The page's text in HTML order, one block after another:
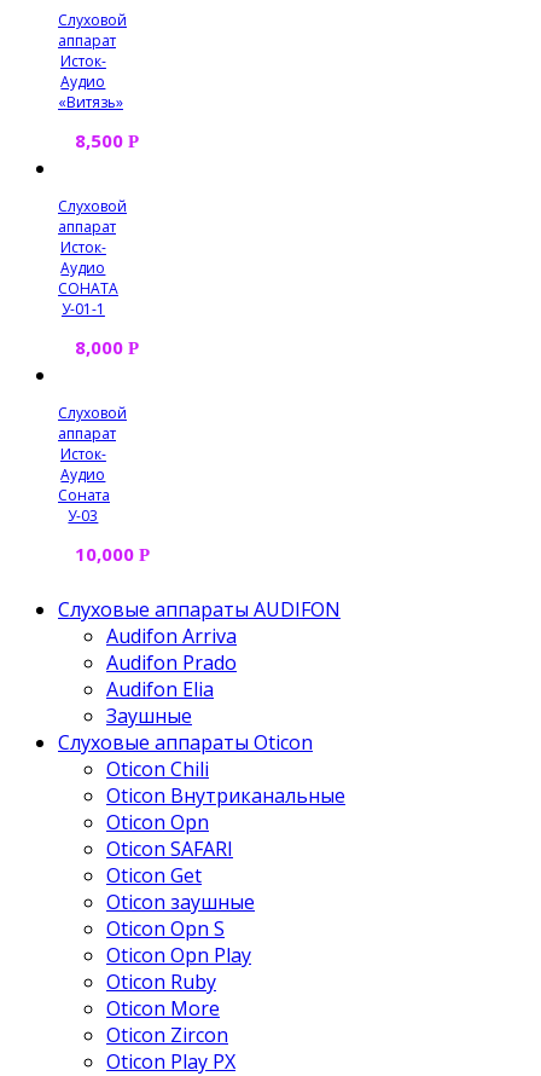
Слуховой
аппарат
Исток-
Аудио
«Витязь»
8,500 Р
Слуховой
аппарат
Исток-
Аудио
СОНАТА
У-01-1
8,000 Р
Слуховой
аппарат
Исток-
Аудио
Соната
У-03
10,000 Р
Слуховые аппараты AUDIFON
Audifon Arriva
Audifon Prado
Audifon Elia
Заушные
Слуховые аппараты Oticon
Oticon Chili
Oticon Внутриканальные
Oticon Opn
Oticon SAFARI
Oticon Get
Oticon заушные
Oticon Opn S
Oticon Opn Play
Oticon Ruby
Oticon More
Oticon Zircon
Oticon Play PX